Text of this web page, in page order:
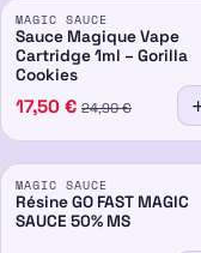
MAGIC SAUCE
Sauce Magique Vape
Cartridge 1ml – Gorilla
Cookies
17,50 € 24,90€
50% -15%
PROMO
MAGIC SAUCE
Résine GO FAST MAGIC
SAUCE 50% MS